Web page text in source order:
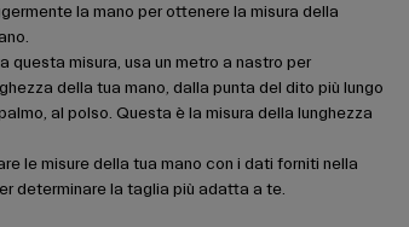
la mano per ottenere la misura della
questa misura, usa un metro a nastro per
della tua mano, dalla punta del dito più lungo
al polso. Questa è la misura della lunghezza
le misure della tua mano con i dati forniti nella
determinare la taglia più adatta a te.